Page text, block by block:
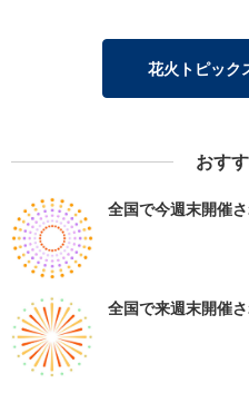
花火トピック
おす
全国で今週末開催
全国で来週末開催